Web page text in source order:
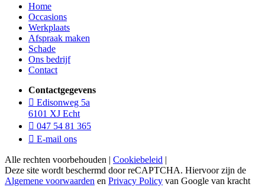
Home
Occasions
Werkplaats
Afspraak maken
Schade
Ons bedrijf
Contact
Contactgegevens
Edisonweg 5a
6101 XJ Echt
047 54 81 365
E-mail ons
Alle rechten voorbehouden | Cookiebeleid |
Deze site wordt beschermd door reCAPTCHA. Hiervoor zijn de
Algemene voorwaarden en Privacy Policy van Google van kracht